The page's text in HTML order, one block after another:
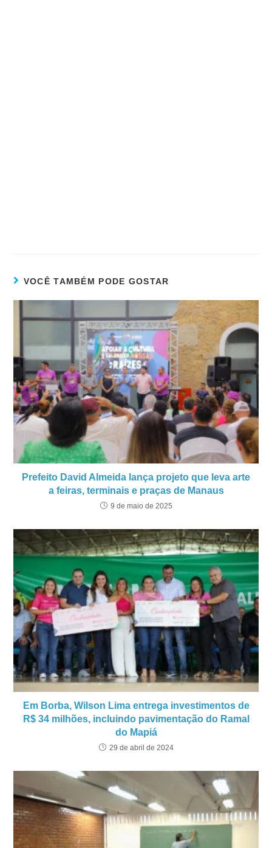
VOCÊ TAMBÉM PODE GOSTAR
Prefeito David Almeida lança projeto que leva arte
a feiras, terminais e praças de Manaus
9 de maio de 2025
Em Borba, Wilson Lima entrega investimentos de
R$ 34 milhões, incluindo pavimentação do Ramal
do Mapiá
29 de abril de 2024